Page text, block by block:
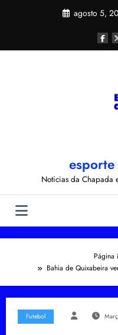
agosto 5,
Noticias da Chapada
Página
Bahia de Quixabeira
Futebol